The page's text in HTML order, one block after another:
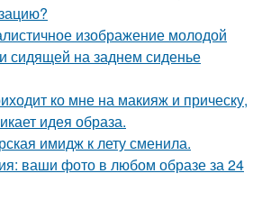
изображение молодой
сидящей на заднем сиденье
ко мне на макияж и прическу,
идея образа.
имидж к лету сменила.
ваши фото в любом образе за 24